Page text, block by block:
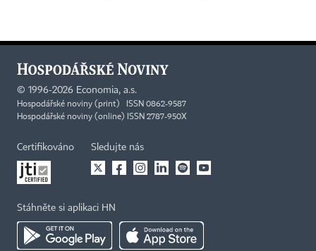
© 1996-2026 Economia, a.s.
Hospodářské noviny (print) ISSN 0862-9587
Hospodářské noviny (online) ISSN 2787-950X
Certifikováno Sledujte nás
Stáhněte si aplikaci HN